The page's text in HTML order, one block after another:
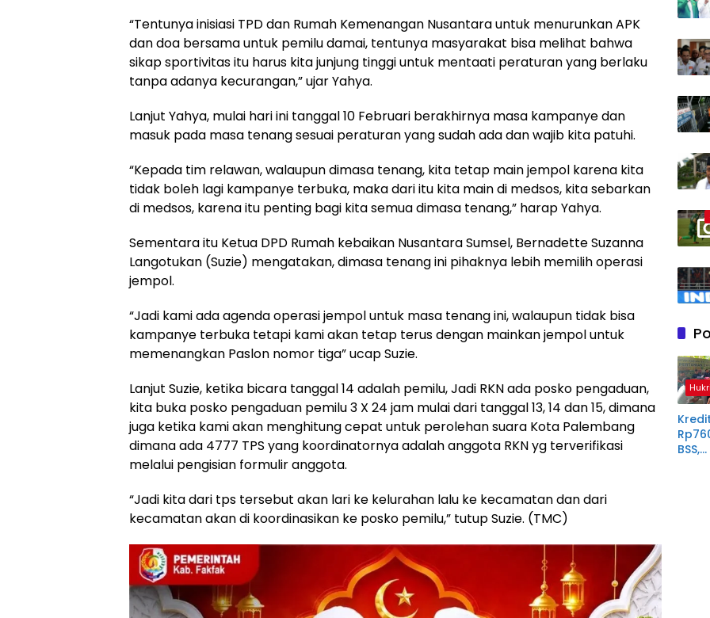
“Tentunya inisiasi TPD dan Rumah Kemenangan Nusantara untuk menurunkan APK
dan doa bersama untuk pemilu damai, tentunya masyarakat bisa melihat bahwa
sikap sportivitas itu harus kita junjung tinggi untuk mentaati peraturan yang berlaku
tanpa adanya kecurangan,” ujar Yahya.
Lanjut Yahya, mulai hari ini tanggal 10 Februari berakhirnya masa kampanye dan
masuk pada masa tenang sesuai peraturan yang sudah ada dan wajib kita patuhi.
“Kepada tim relawan, walaupun dimasa tenang, kita tetap main jempol karena kita
tidak boleh lagi kampanye terbuka, maka dari itu kita main di medsos, kita sebarkan
di medsos, karena itu penting bagi kita semua dimasa tenang,” harap Yahya.
Sementara itu Ketua DPD Rumah kebaikan Nusantara Sumsel, Bernadette Suzanna
Langotukan (Suzie) mengatakan, dimasa tenang ini pihaknya lebih memilih operasi
jempol.
“Jadi kami ada agenda operasi jempol untuk masa tenang ini, walaupun tidak bisa
kampanye terbuka tetapi kami akan tetap terus dengan mainkan jempol untuk
memenangkan Paslon nomor tiga” ucap Suzie.
Lanjut Suzie, ketika bicara tanggal 14 adalah pemilu, Jadi RKN ada posko pengaduan,
kita buka posko pengaduan pemilu 3 X 24 jam mulai dari tanggal 13, 14 dan 15, dimana
juga ketika kami akan menghitung cepat untuk perolehan suara Kota Palembang
dimana ada 4777 TPS yang koordinatornya adalah anggota RKN yg terverifikasi
melalui pengisian formulir anggota.
“Jadi kita dari tps tersebut akan lari ke kelurahan lalu ke kecamatan dan dari
kecamatan akan di koordinasikan ke posko pemilu,” tutup Suzie. (TMC)
BSS,